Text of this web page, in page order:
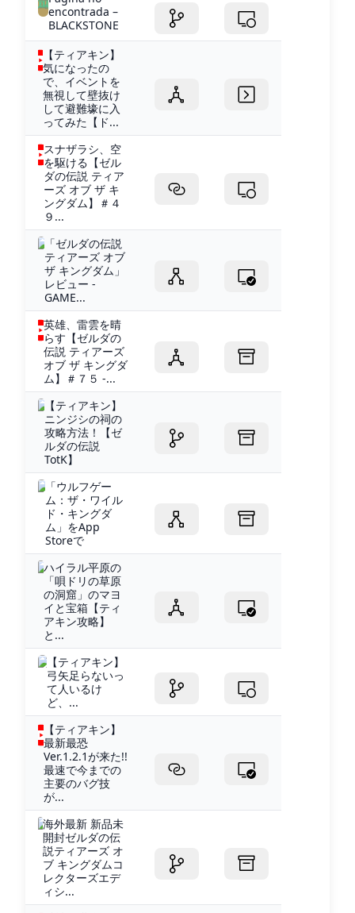
encontrada –
BLACKSTONE
【ティアキン】
気になったの
で、イベントを
無視して壁抜け
して避難壕に入
ってみた【ド...
スナザラシ、空
を駆ける【ゼル
ダの伝説 ティア
ーズ オブ ザ キ
ングダム】＃４
９...
「ゼルダの伝説
ティアーズ オブ
ザ キングダム」
レビュー -
GAME...
英雄、雷雲を晴
らす【ゼルダの
伝説 ティアーズ
オブ ザ キングダ
ム】＃７５ -...
【ティアキン】
ニンジシの祠の
攻略方法！【ゼ
ルダの伝説
TotK】
‎「ウルフゲー
ム：ザ・ワイル
ド・キングダ
ム」をApp
Storeで
ハイラル平原の
「唄ドリの草原
の洞窟」のマヨ
イと宝箱【ティ
アキン攻略】
と...
【ティアキン】
弓矢足らないっ
て人いるけ
ど、...
【ティアキン】
最新最恐
Ver.1.2.1が来た!!
最速で今までの
主要のバグ技
が...
海外最新 新品未
開封ゼルダの伝
説ティアーズ オ
ブ キングダムコ
レクターズエデ
ィシ...